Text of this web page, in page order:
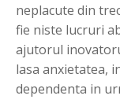
neplacute din
fie niste lucruri
ajutorul
lasa anxietatea,
dependenta in